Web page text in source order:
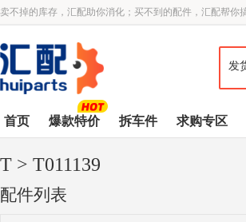
卖不掉的库存，汇配助你消化；买不到的配件，汇配帮你
首页 爆款特价 拆车件 求购专区
T > T011139
配件列表